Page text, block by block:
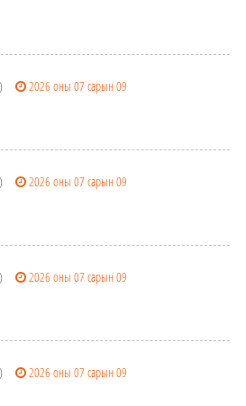
2026 оны 07 сарын 09
2026 оны 07 сарын 09
2026 оны 07 сарын 09
2026 оны 07 сарын 09